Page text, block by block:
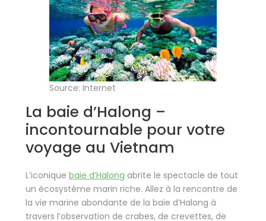
Source: Internet
La baie d’Halong –
incontournable pour votre
voyage au Vietnam
L’iconique baie d’Halong abrite le spectacle de tout
un écosystème marin riche. Allez à la rencontre de
la vie marine abondante de la baie d’Halong à
travers l’observation de crabes, de crevettes, de